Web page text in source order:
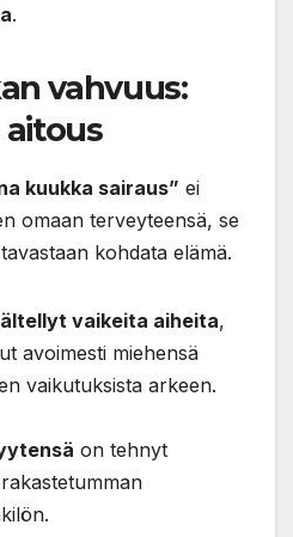
.
vahvuus:
kuukka sairaus” ei
omaan terveyteensä, se
kohdata elämä.
vaikeita aiheita,
avoimesti miehensä
vaikutuksista arkeen.
on tehnyt